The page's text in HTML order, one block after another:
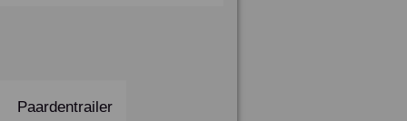
Paardentrailer